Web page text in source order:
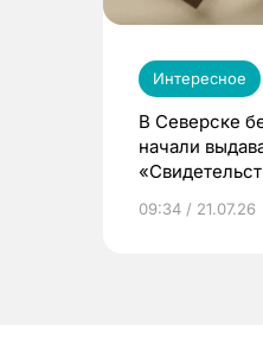
Интересное
В Северске
начали
09:34 / 21.07.26